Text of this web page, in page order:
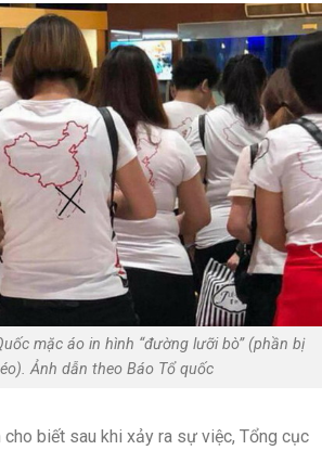
mặc áo in hình “đường lưỡi bò” (phần bị
Ảnh dẫn theo Báo Tổ quốc
cho biết sau khi xảy ra sự việc, Tổng cục